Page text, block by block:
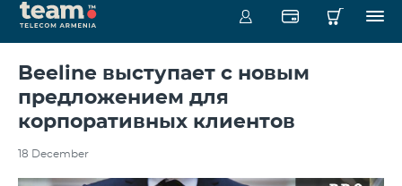
Beeline выступает с новым
предложением для
корпоративных клиентов
18 December